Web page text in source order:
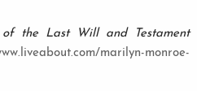
of the Last Will and Testament
marilyn-monroe-